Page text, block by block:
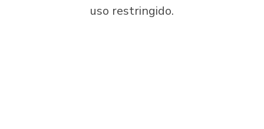
uso restringido.